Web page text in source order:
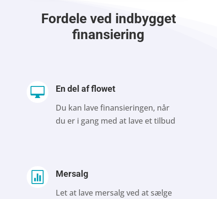
Fordele ved indbygget
finansiering
 En del af flowet
Du kan lave finansieringen, når
du er i gang med at lave et tilbud
 Mersalg
Let at lave mersalg ved at sælge